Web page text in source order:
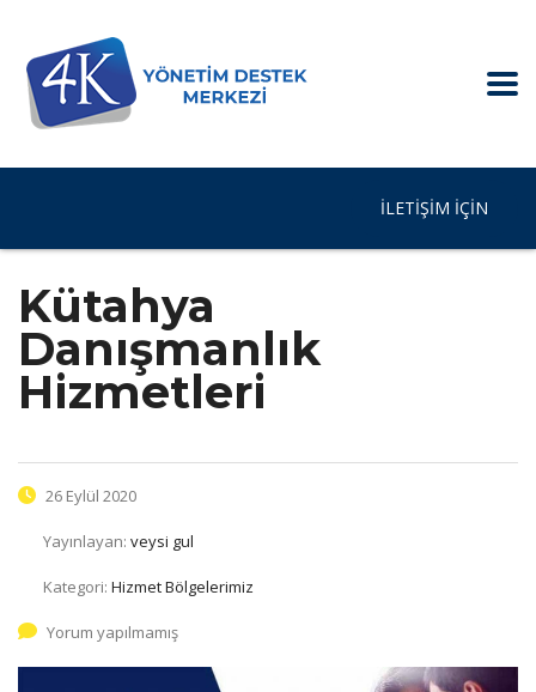
İLETIŞIM IÇIN
Kütahya
Danışmanlık
Hizmetleri
26 Eylül 2020
Yayınlayan: veysi gul
Kategori: Hizmet Bölgelerimiz
Yorum yapılmamış